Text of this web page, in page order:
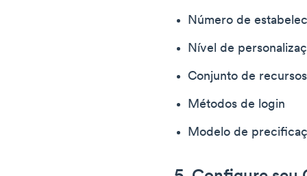
Número de
Nível de
Conjunto de recursos
Métodos de login
Modelo de